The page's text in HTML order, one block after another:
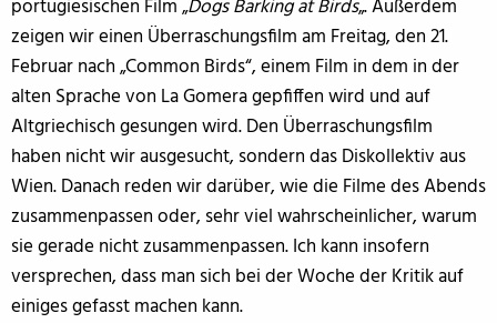
portugiesischen Film „Dogs Barking at Birds„. Außerdem
zeigen wir einen Überraschungsfilm am Freitag, den 21.
Februar nach „Common Birds“, einem Film in dem in der
alten Sprache von La Gomera gepfiffen wird und auf
Altgriechisch gesungen wird. Den Überraschungsfilm
haben nicht wir ausgesucht, sondern das Diskollektiv aus
Wien. Danach reden wir darüber, wie die Filme des Abends
zusammenpassen oder, sehr viel wahrscheinlicher, warum
sie gerade nicht zusammenpassen. Ich kann insofern
versprechen, dass man sich bei der Woche der Kritik auf
einiges gefasst machen kann.